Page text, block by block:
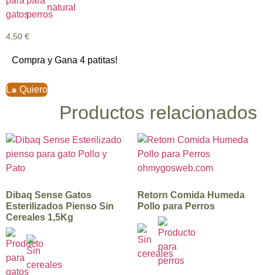
4,50 €
Compra y Gana 4 patitas!
L๑ Quiero
Productos relacionados
Dibaq Sense Gatos
Esterilizados Pienso Sin
Cereales 1,5Kg
Retorn Comida Humeda
Pollo para Perros